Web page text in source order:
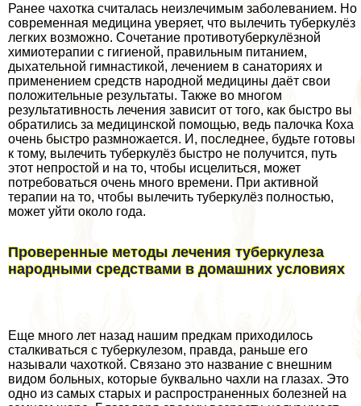
Ранее чахотка считалась неизлечимым заболеванием. Но
современная медицина уверяет, что вылечить туберкулёз
легких возможно. Сочетание противотуберкулёзной
химиотерапии с гигиеной, правильным питанием,
дыхательной гимнастикой, лечением в санаториях и
применением средств народной медицины даёт свои
положительные результаты. Также во многом
результативность лечения зависит от того, как быстро вы
обратились за медицинской помощью, ведь палочка Коха
очень быстро размножается. И, последнее, будьте готовы
к тому, вылечить туберкулёз быстро не получится, путь
этот непростой и на то, чтобы исцелиться, может
потребоваться очень много времени. При активной
терапии на то, чтобы вылечить туберкулёз полностью,
может уйти около года.
Проверенные методы лечения туберкулеза
народными средствами в домашних условиях
Еще много лет назад нашим предкам приходилось
сталкиваться с туберкулезом, правда, раньше его
называли чахоткой. Связано это название с внешним
видом больных, которые буквально чахли на глазах. Это
одно из самых старых и распространенных болезней на